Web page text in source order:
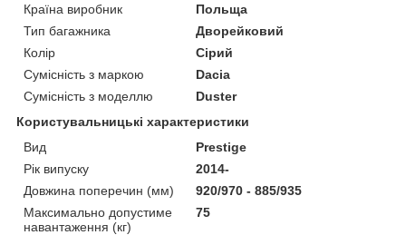
Країна виробник
Польща
Тип багажника
Дворейковий
Колір
Сірий
Сумісність з маркою
Dacia
Сумісність з моделлю
Duster
Користувальницькі характеристики
Вид
Prestige
Рік випуску
2014-
Довжина поперечин (мм)
920/970 - 885/935
Максимально допустиме
навантаження (кг)
75